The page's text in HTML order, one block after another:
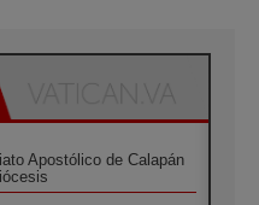
Apostólico de Calapán